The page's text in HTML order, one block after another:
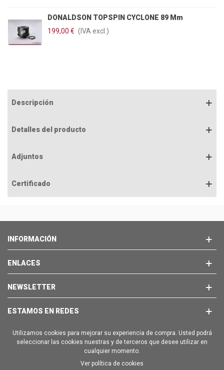
DONALDSON TOPSPIN CYCLONE 89 Mm
199,00 € (IVA excl.)
Descripción
Detalles del producto
Adjuntos
Certificado
INFORMACIÓN
ENLACES
NEWSLETTER
ESTAMOS EN REDES
Copyright © 2025 - BRAVO EMPORION SL
Utilizamos cookies para mejorar su experiencia de compra. Usted podrá
seleccionar las cookies nuestras y de terceros que desee utilizar en
cualquier momento.
Ver política de cookies